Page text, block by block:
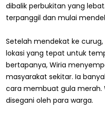
dibalik perbukitan yang
terpanggil dan mulai
Setelah mendekat ke
lokasi yang tepat untuk
bertapanya, Wiria
masyarakat sekitar. Ia
cara membuat gula merah.
disegani oleh para warga.